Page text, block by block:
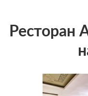
Ресторан